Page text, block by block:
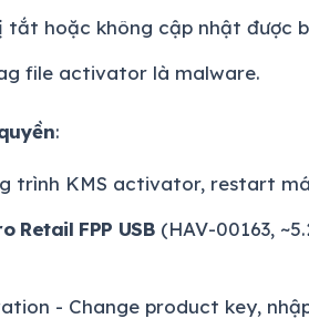
tắt hoặc không cập nhật được
file activator là malware.
:
trình KMS activator, restart
Retail FPP USB (HAV-00163,
- Change product key,